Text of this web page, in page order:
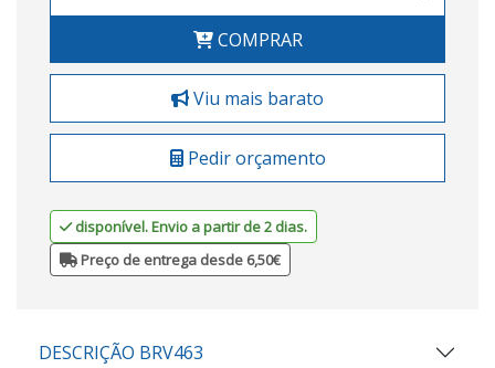
COMPRAR
Viu mais barato
Pedir orçamento
disponível. Envio a partir de 2 dias.
Preço de entrega desde 6,50€
DESCRIÇÃO BRV463